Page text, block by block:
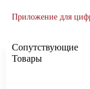
Приложение для
Сопутствующие
Товары